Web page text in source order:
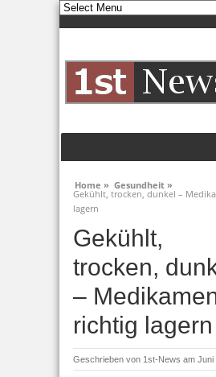
Home » Gesundheit »
Gekühlt, trocken, dunkel –
lagern
Gekühlt,
trocken,
–
richtig lagern
Geschrieben von 1st-News am Juni